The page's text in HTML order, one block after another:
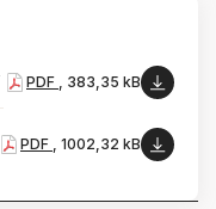
PDF , 383,35 kB
PDF , 1002,32 kB